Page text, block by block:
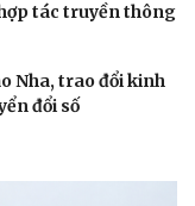
tác truyền thông
Nha, trao đổi kinh
đổi số